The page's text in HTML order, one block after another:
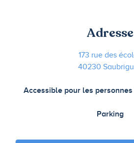
Adresse
173 rue des
40230
Accessible pour les
Parking